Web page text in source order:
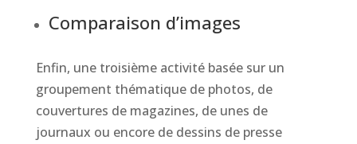
Comparaison d’images
Enfin, une troisième activité basée sur un
groupement thématique de photos, de
couvertures de magazines, de unes de
journaux ou encore de dessins de presse